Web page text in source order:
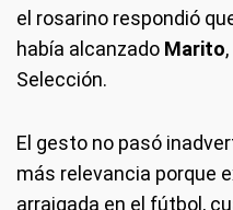
el rosarino respondió
había alcanzado Marito
Selección.
El gesto no pasó
más relevancia porque
arraigada en el fútbol,